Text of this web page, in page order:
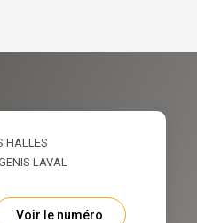
HALLES
LAVAL
Voir le numéro